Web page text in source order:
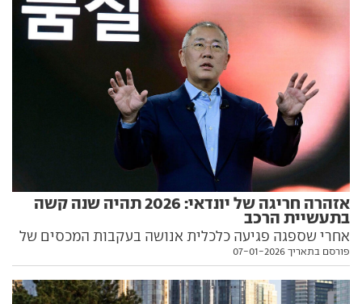
אזהרה חריגה של יונדאי: 2026 תהיה שנה קשה
בתעשיית הרכב
אחרי שספגה פגיעה כלכלית אנושה בעקבות המכסים של
טראמפ, ביונדאי נערכים לשנה מאתגרת נוספת - ומסמנים
פורסם בתאריך 07-01-2026